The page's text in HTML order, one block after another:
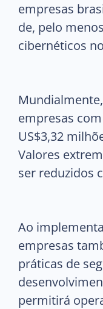
empresas
de, pelo
cibernéticos
empresas
US$3,32
Valores
ser reduzidos
Ao
empresas
práticas de
permitirá